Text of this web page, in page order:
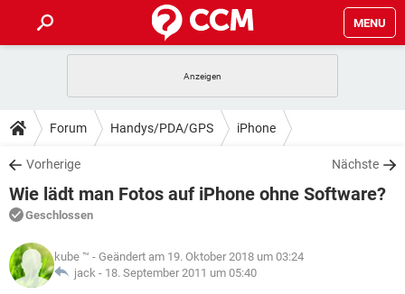
MENU
ANDROID IOS
WINDOWS 10
WHATSAPP TIKTOK
FACEBOOK
TIPPS & TRICKS
SPIELE STREAMING
WINDOWS 10
WHATSAPP
FACEBOOK HARDWARE
DOWNLOADS
SPIELE STREAMING
ANDROID
WINDOWS 10 INSTAGRAM
WHATSAPP
FORUM
SPIELE
ANDROID IOS
LEXIKON
SPIELE
Forum Handys/PDA/GPS iPhone
Vorherige Nächste
Wie lädt man Fotos auf iPhone ohne Software?
Geschlossen
kube ™ - Geändert am 19. Oktober 2018 um 03:24
jack - 18. September 2011 um 05:40